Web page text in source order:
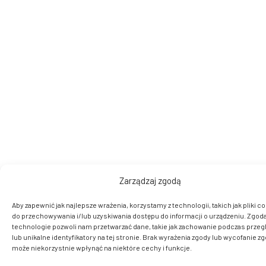
Zarządzaj zgodą
Aby zapewnić jak najlepsze wrażenia, korzystamy z technologii, takich jak pliki
do przechowywania i/lub uzyskiwania dostępu do informacji o urządzeniu.
technologie pozwoli nam przetwarzać dane, takie jak zachowanie podczas
lub unikalne identyfikatory na tej stronie. Brak wyrażenia zgody lub wycofanie
może niekorzystnie wpłynąć na niektóre cechy i funkcje.